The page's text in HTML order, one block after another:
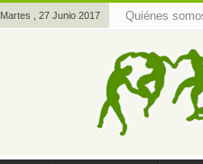
Martes , 27 Junio 2017 Quiénes